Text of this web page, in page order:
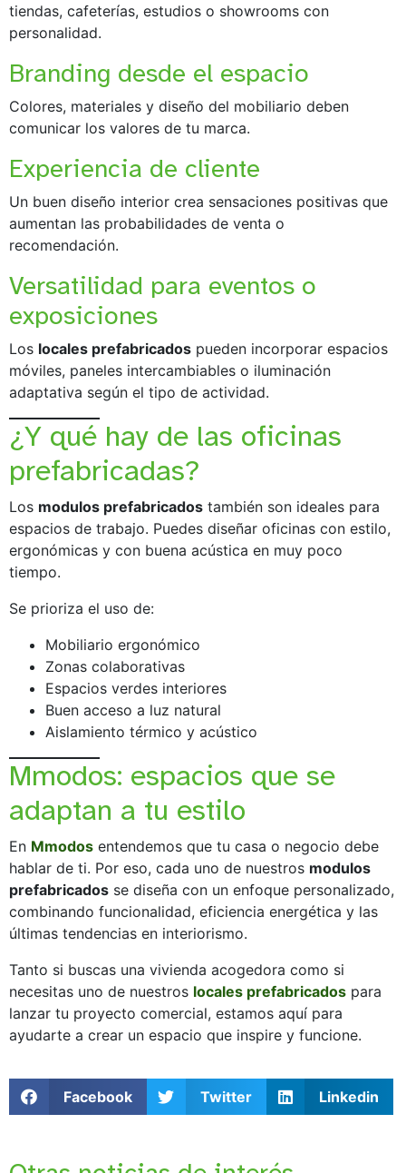
tiendas, cafeterías, estudios o showrooms con
personalidad.
Branding desde el espacio
Colores, materiales y diseño del mobiliario deben
comunicar los valores de tu marca.
Experiencia de cliente
Un buen diseño interior crea sensaciones positivas que
aumentan las probabilidades de venta o
recomendación.
Versatilidad para eventos o
exposiciones
Los locales prefabricados pueden incorporar espacios
móviles, paneles intercambiables o iluminación
adaptativa según el tipo de actividad.
¿Y qué hay de las oficinas
prefabricadas?
Los modulos prefabricados también son ideales para
espacios de trabajo. Puedes diseñar oficinas con estilo,
ergonómicas y con buena acústica en muy poco
tiempo.
Se prioriza el uso de:
Mobiliario ergonómico
Zonas colaborativas
Espacios verdes interiores
Buen acceso a luz natural
Aislamiento térmico y acústico
Mmodos: espacios que se
adaptan a tu estilo
En Mmodos entendemos que tu casa o negocio debe
hablar de ti. Por eso, cada uno de nuestros modulos
prefabricados se diseña con un enfoque personalizado,
combinando funcionalidad, eficiencia energética y las
últimas tendencias en interiorismo.
Tanto si buscas una vivienda acogedora como si
necesitas uno de nuestros locales prefabricados para
lanzar tu proyecto comercial, estamos aquí para
ayudarte a crear un espacio que inspire y funcione.
Facebook Twitter Linkedin